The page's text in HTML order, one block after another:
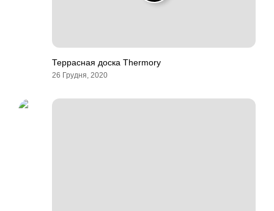
Террасная доска Thermory
26 Грудня, 2020